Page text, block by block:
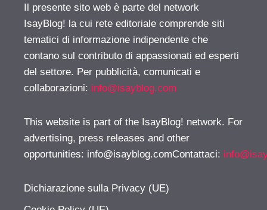
Il presente sito web è parte del network
IsayBlog! la cui rete editoriale comprende siti
tematici di informazione indipendente che
contano sul contributo di appassionati ed esperti
del settore. Per pubblicità, comunicati e
collaborazioni: info@isayblog.com
This website is part of the IsayBlog! network. For
advertising, press releases and other
opportunities: info@isayblog.comContattaci:
Dichiarazione sulla Privacy (UE)